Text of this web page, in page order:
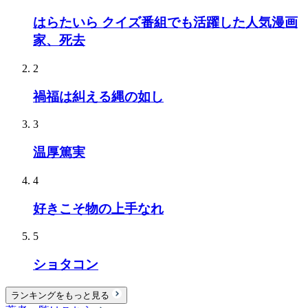
はらたいら クイズ番組でも活躍した人気漫画
家、死去
2
禍福は糾える縄の如し
3
温厚篤実
4
好きこそ物の上手なれ
5
ショタコン
ランキングをもっと見る